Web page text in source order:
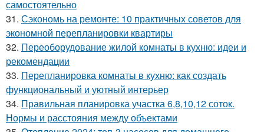
самостоятельно
31. Сэкономь на ремонте: 10 практичных советов для
экономной перепланировки квартиры
32. Переоборудование жилой комнаты в кухню: идеи и
рекомендации
33. Перепланировка комнаты в кухню: как создать
функциональный и уютный интерьер
34. Правильная планировка участка 6,8,10,12 соток.
Нормы и расстояния между объектами